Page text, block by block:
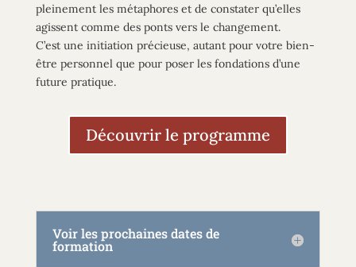
pleinement les métaphores et de constater qu’elles
agissent comme des ponts vers le changement.
C’est une initiation précieuse, autant pour votre bien-
être personnel que pour poser les fondations d’une
future pratique.
Découvrir le programme
Voir les prochaines dates de
formation